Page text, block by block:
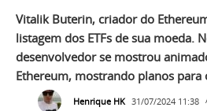
Vitalik Buterin, criador do
listagem dos ETFs de sua moeda.
desenvolvedor se mostrou
Ethereum, mostrando planos para
Henrique HK 31/07/2024 11:38